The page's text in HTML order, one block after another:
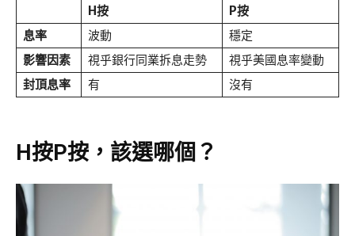
H按
P按
息率
波動
穩定
影響因素
視乎銀行同業拆息走勢
視乎美國息率變動
封頂息率
有 沒有
H按P按，該選哪個？